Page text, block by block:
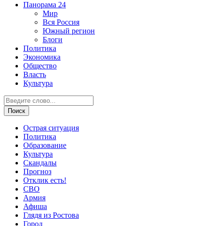
Панорама 24
Мир
Вся Россия
Южный регион
Блоги
Политика
Экономика
Общество
Власть
Культура
Острая ситуация
Политика
Образование
Культура
Скандалы
Прогноз
Отклик есть!
СВО
Армия
Афиша
Глядя из Ростова
Город